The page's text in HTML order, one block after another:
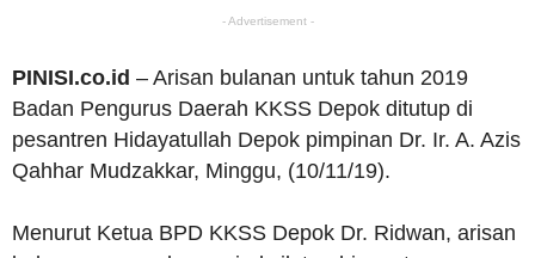
- Advertisement -
PINISI.co.id – Arisan bulanan untuk tahun 2019
Badan Pengurus Daerah KKSS Depok ditutup di
pesantren Hidayatullah Depok pimpinan Dr. Ir. A. Azis
Qahhar Mudzakkar, Minggu, (10/11/19).
Menurut Ketua BPD KKSS Depok Dr. Ridwan, arisan